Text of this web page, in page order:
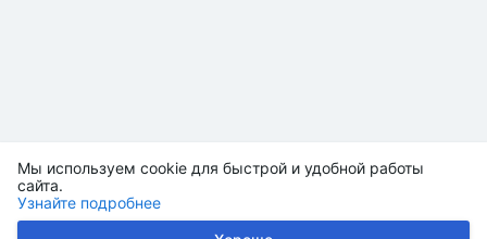
Мы используем cookie для быстрой и удобной работы
сайта.
Узнайте подробнее